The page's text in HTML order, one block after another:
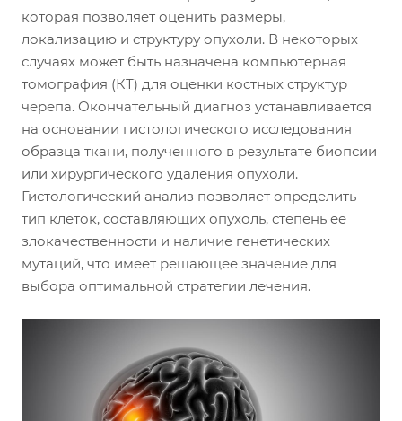
которая позволяет оценить размеры,
локализацию и структуру опухоли. В некоторых
случаях может быть назначена компьютерная
томография (КТ) для оценки костных структур
черепа. Окончательный диагноз устанавливается
на основании гистологического исследования
образца ткани, полученного в результате биопсии
или хирургического удаления опухоли.
Гистологический анализ позволяет определить
тип клеток, составляющих опухоль, степень ее
злокачественности и наличие генетических
мутаций, что имеет решающее значение для
выбора оптимальной стратегии лечения.